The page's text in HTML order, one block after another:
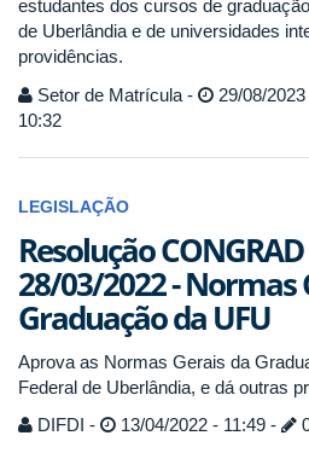
estudantes dos cursos de
de Uberlândia e de universidades
providências.
Setor de Matrícula -
29/08/
10:32
LEGISLAÇÃO
Resolução CONGRAD
28/03/2022 - Normas
Graduação da UFU
Aprova as Normas Gerais da
Federal de Uberlândia, e dá outras
DIFDI -
13/04/2022 - 11:49 -